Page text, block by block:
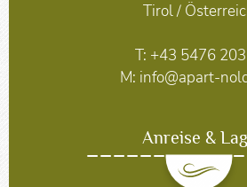
Tirol /
T: +43 5476
M: info@apart-
Anreise &